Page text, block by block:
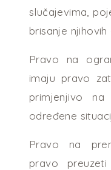
slučajevima,
brisanje
Pravo na
imaju pravo
primjenjivo
određene
Pravo na
pravo